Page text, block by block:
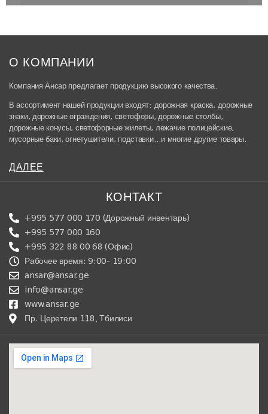
О КОМПАНИИ
Компания Ансар предлагает продукцию высокого качества.
В ассортимент нашей продукции входят: дорожная краска, дорожные
знаки, дорожные ограждения, светофоры, дорожные столбы,
дорожные конусы, светофорные жилеты, лежачие полицейские,
мусорные баки, огнетушители, подставки…и многие другие товары.
ДАЛЕЕ
КОНТАКТ
+995 577 000 170 (Дорожный инвентарь)
+995 577 000 160
+995 322 88 00 68 (Офис)
Рабочее время: 9:00- 19:00
ansar@ansar.ge
info@ansar.ge
www.ansar.ge
Пр. Церетели 118, Тбилиси